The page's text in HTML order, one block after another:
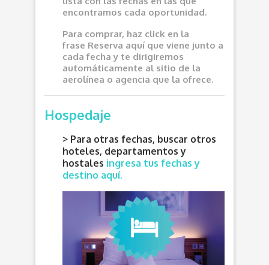
encontramos cada oportunidad.
Para comprar, haz click en la
frase Reserva aquí que viene junto a
cada fecha y te dirigiremos
automáticamente al sitio de la
aerolínea o agencia que la ofrece.
Hospedaje
> Para otras fechas, buscar otros
hoteles, departamentos y
hostales ingresa tus fechas y
destino aquí.